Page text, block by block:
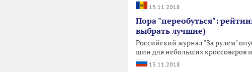
15.11.2018
Пора "переобуться":
выбрать лучшие)
Российский журнал "За рулем"
шин для небольших кроссоверов
15.11.2018